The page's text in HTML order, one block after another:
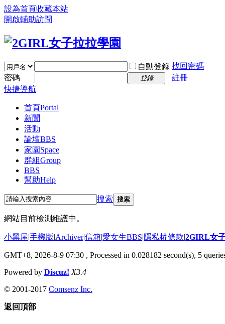
設為首頁收藏本站
開啟輔助訪問
自動登錄 找回密碼
密碼
登錄
註冊
快捷導航
首頁Portal
新聞
活動
論壇BBS
家園 Space
群組Group
BBS
幫助Help
搜索 搜索
網站目前檢測維護中。
小黑屋|手機版|Archiver|信箱|愛女生BBS|隱私權條款|2GIRL女
GMT+8, 2026-8-9 07:30 , Processed in 0.028182 second(s), 5
Powered by Discuz! X3.4
© 2001-2017 Comsenz Inc.
返回頂部